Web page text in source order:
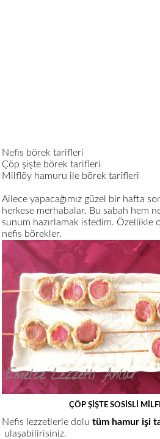
Nefis börek tarifleri
Çöp şişte börek tarifleri
Milflöy hamuru ile börek tarifleri
Ailece yapacağımız güzel bir hafta
herkese merhabalar. Bu sabah hem
sunum hazırlamak istedim. Özellikle
nefis börekler.
ÇÖP ŞİŞTE SOSİSLİ
Nefis lezzetlerle dolu tüm hamur işi
ulaşabilirisiniz.